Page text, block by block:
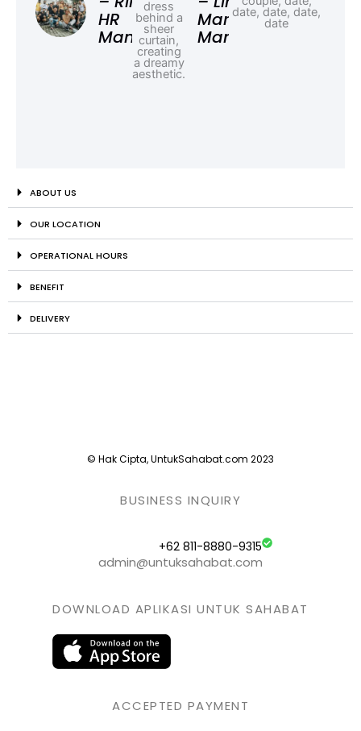
HR
Manager
Marketing
Manager
ABOUT US
OUR LOCATION
OPERATIONAL HOURS
BENEFIT
DELIVERY
© Hak Cipta, UntukSahabat.com 2023
BUSINESS INQUIRY
+62 811-8880-9315
admin@untuksahabat.com
DOWNLOAD APLIKASI UNTUK SAHABAT
ACCEPTED PAYMENT